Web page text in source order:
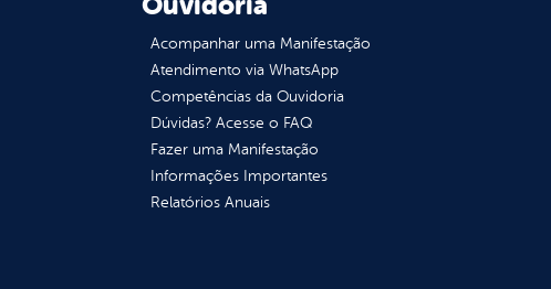
Acompanhar uma Manifestação
Atendimento via WhatsApp
Competências da Ouvidoria
Dúvidas? Acesse o FAQ
Fazer uma Manifestação
Informações Importantes
Relatórios Anuais